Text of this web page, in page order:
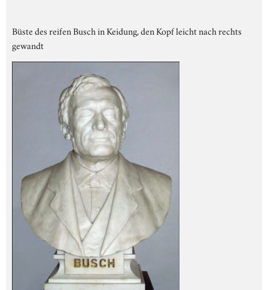
Büste des reifen Busch in Keidung, den Kopf leicht nach rechts
gewandt